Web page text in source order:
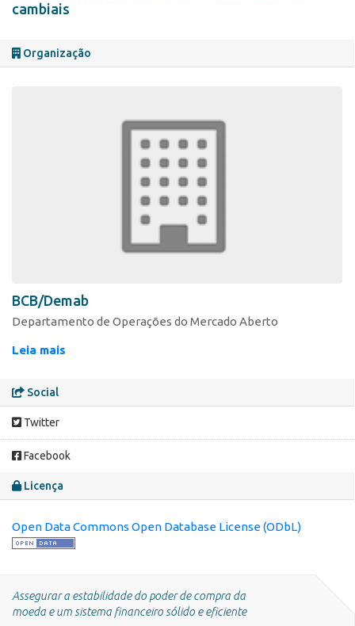
cambiais
Organização
BCB/Demab
Departamento de Operações do Mercado Aberto
Leia mais
Social
Twitter
Facebook
Licença
Open Data Commons Open Database License (ODbL)
Assegurar a estabilidade do poder de compra da
moeda e um sistema financeiro sólido e eficiente